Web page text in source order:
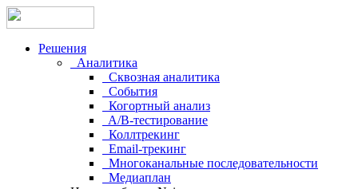
Решения
Аналитика
Сквозная аналитика
События
Когортный анализ
A/B-тестирование
Коллтрекинг
Email-трекинг
Многоканальные последовательности
Медиаплан